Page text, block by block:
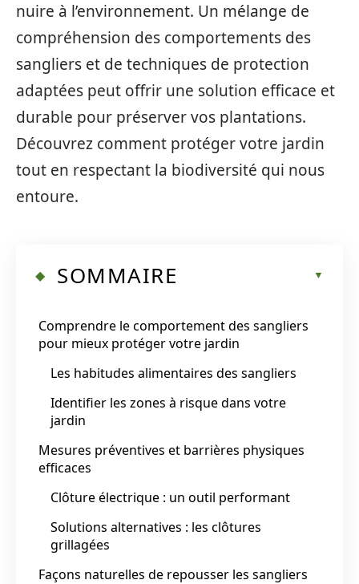
nuire à l’environnement. Un mélange de
compréhension des comportements des
sangliers et de techniques de protection
adaptées peut offrir une solution efficace et
durable pour préserver vos plantations.
Découvrez comment protéger votre jardin
tout en respectant la biodiversité qui nous
entoure.
SOMMAIRE
Comprendre le comportement des sangliers
pour mieux protéger votre jardin
Les habitudes alimentaires des sangliers
Identifier les zones à risque dans votre
jardin
Mesures préventives et barrières physiques
efficaces
Clôture électrique : un outil performant
Solutions alternatives : les clôtures
grillagées
Façons naturelles de repousser les sangliers